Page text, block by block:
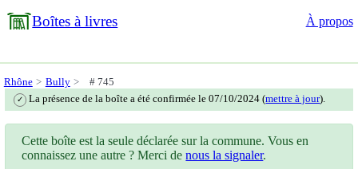
Boîtes à livres À propos
Rhône Bully # 745
✓ La présence de la boîte a été confirmée le 07/10/2024 (mettre à jour).
Cette boîte est la seule déclarée sur la commune. Vous en
connaissez une autre ? Merci denous la signaler.